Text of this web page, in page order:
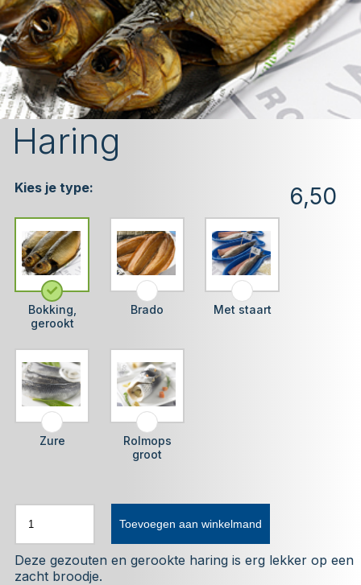
Haring
6,50
Kies je type:
Bokking,
gerookt
Brado Met staart
Zure
Rolmops
groot
Toevoegen aan winkelmand
Deze gezouten en gerookte haring is erg lekker op een
zacht broodje.